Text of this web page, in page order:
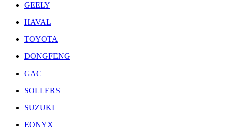
GEELY
HAVAL
TOYOTA
DONGFENG
GAC
SOLLERS
SUZUKI
EONYX